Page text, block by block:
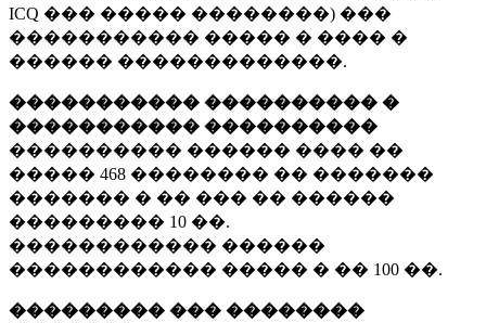
ICQ ��� ����� ��������) ���
����������� ����� � ���� �
������ �������������.
����������� ���������� �
����������� ����������
���������� ������ ���� ��
����� 468 �������� �� �������
������� � �� ��� �� ������
��������� 10 ��.
������������ ������
������������ ����� � �� 100 ��.
��������� ��� ��������